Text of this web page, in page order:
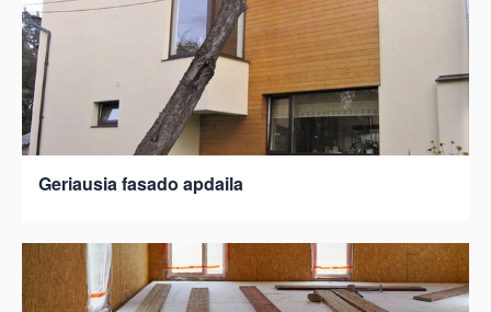
Geriausia fasado apdaila